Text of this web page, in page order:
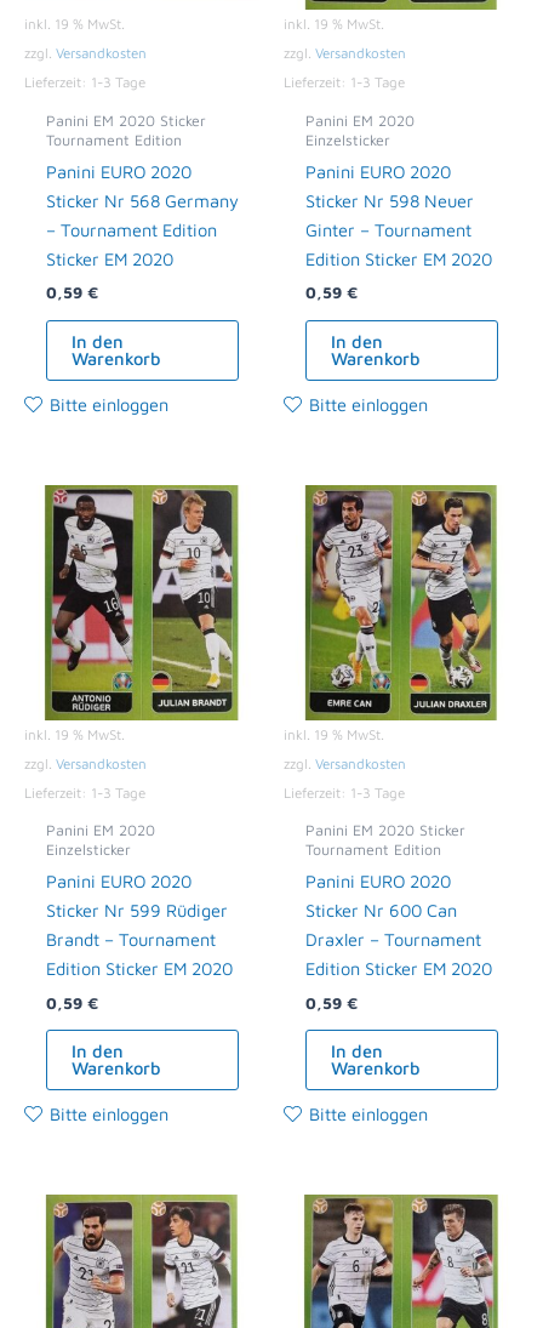
inkl. 19 % MwSt.
zzgl. Versandkosten
Lieferzeit: 1-3 Tage
Panini EM 2020 Sticker
Tournament Edition
Panini EURO 2020
Sticker Nr 568 Germany
– Tournament Edition
Sticker EM 2020
0,59 €
In den
Warenkorb
Bitte einloggen
inkl. 19 % MwSt.
zzgl. Versandkosten
Lieferzeit: 1-3 Tage
Panini EM 2020
Einzelsticker
Panini EURO 2020
Sticker Nr 598 Neuer
Ginter – Tournament
Edition Sticker EM 2020
0,59 €
In den
Warenkorb
Bitte einloggen
inkl. 19 % MwSt.
zzgl. Versandkosten
Lieferzeit: 1-3 Tage
Panini EM 2020
Einzelsticker
Panini EURO 2020
Sticker Nr 599 Rüdiger
Brandt – Tournament
Edition Sticker EM 2020
0,59 €
In den
Warenkorb
Bitte einloggen
inkl. 19 % MwSt.
zzgl. Versandkosten
Lieferzeit: 1-3 Tage
Panini EM 2020 Sticker
Tournament Edition
Panini EURO 2020
Sticker Nr 600 Can
Draxler – Tournament
Edition Sticker EM 2020
0,59 €
In den
Warenkorb
Bitte einloggen